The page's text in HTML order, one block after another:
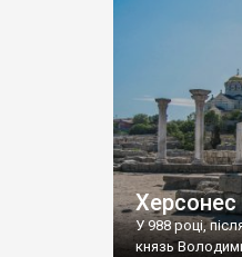
візантійської
культурної
Офіційно – на
влада в
У 988 році,
князь